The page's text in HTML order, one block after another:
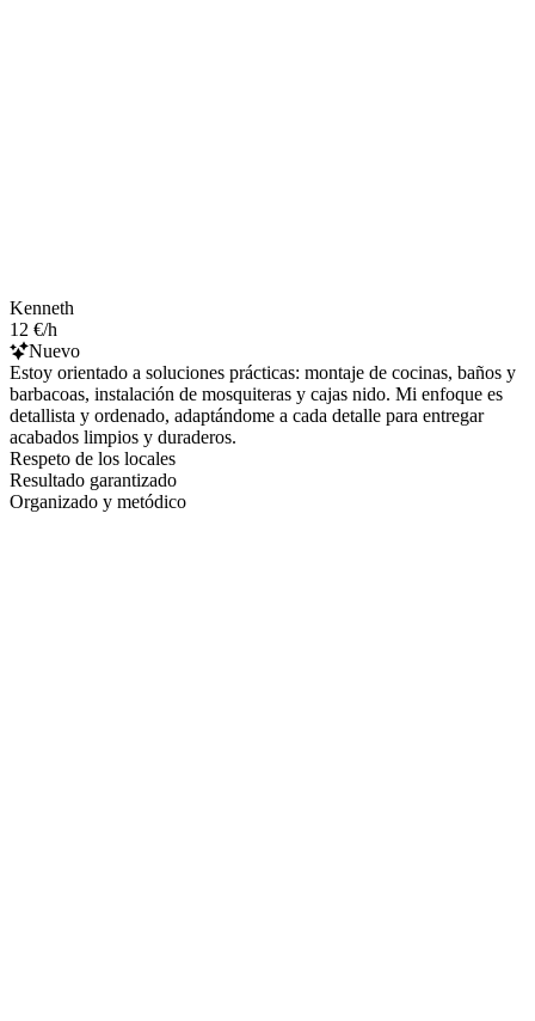
Kenneth
12 €/h
Nuevo
Estoy orientado a soluciones prácticas: montaje de cocinas, baños y
barbacoas, instalación de mosquiteras y cajas nido. Mi enfoque es
detallista y ordenado, adaptándome a cada detalle para entregar
acabados limpios y duraderos.
Respeto de los locales
Resultado garantizado
Organizado y metódico